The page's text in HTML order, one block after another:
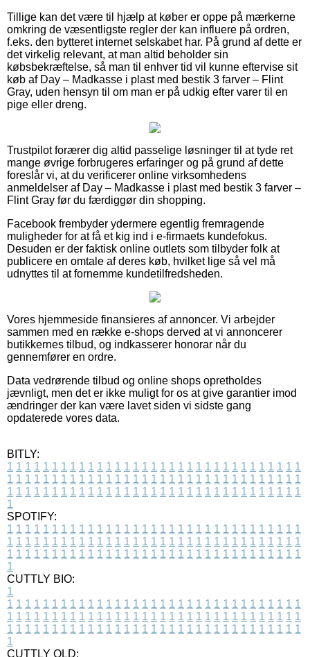
Tillige kan det være til hjælp at køber er oppe på mærkerne
omkring de væsentligste regler der kan influere på ordren,
f.eks. den bytteret internet selskabet har. På grund af dette er
det virkelig relevant, at man altid beholder sin
købsbekræftelse, så man til enhver tid vil kunne eftervise sit
køb af Day – Madkasse i plast med bestik 3 farver – Flint
Gray, uden hensyn til om man er på udkig efter varer til en
pige eller dreng.
Trustpilot forærer dig altid passelige løsninger til at tyde ret
mange øvrige forbrugeres erfaringer og på grund af dette
foreslår vi, at du verificerer online virksomhedens
anmeldelser af Day – Madkasse i plast med bestik 3 farver –
Flint Gray før du færdiggør din shopping.
Facebook frembyder ydermere egentlig fremragende
muligheder for at få et kig ind i e-firmaets kundefokus.
Desuden er der faktisk online outlets som tilbyder folk at
publicere en omtale af deres køb, hvilket lige så vel må
udnyttes til at fornemme kundetilfredsheden.
Vores hjemmeside finansieres af annoncer. Vi arbejder
sammen med en række e-shops derved at vi annoncerer
butikkernes tilbud, og indkasserer honorar når du
gennemfører en ordre.
Data vedrørende tilbud og online shops opretholdes
jævnligt, men det er ikke muligt for os at give garantier imod
ændringer der kan være lavet siden vi sidste gang
opdaterede vores data.
BITLY:
1 1 1 1 1 1 1 1 1 1 1 1 1 1 1 1 1 1 1 1 1 1 1 1 1 1 1 1 1 1 1 1 1
1 1 1 1 1 1 1 1 1 1 1 1 1 1 1 1 1 1 1 1 1 1 1 1 1 1 1 1 1 1 1 1 1
1 1 1 1 1 1 1 1 1 1 1 1 1 1 1 1 1 1 1 1 1 1 1 1 1 1 1 1 1 1 1 1 1
1
SPOTIFY:
1 1 1 1 1 1 1 1 1 1 1 1 1 1 1 1 1 1 1 1 1 1 1 1 1 1 1 1 1 1 1 1 1
1 1 1 1 1 1 1 1 1 1 1 1 1 1 1 1 1 1 1 1 1 1 1 1 1 1 1 1 1 1 1 1 1
1 1 1 1 1 1 1 1 1 1 1 1 1 1 1 1 1 1 1 1 1 1 1 1 1 1 1 1 1 1 1 1 1
1
CUTTLY BIO:
1
1 1 1 1 1 1 1 1 1 1 1 1 1 1 1 1 1 1 1 1 1 1 1 1 1 1 1 1 1 1 1 1 1
1 1 1 1 1 1 1 1 1 1 1 1 1 1 1 1 1 1 1 1 1 1 1 1 1 1 1 1 1 1 1 1 1
1 1 1 1 1 1 1 1 1 1 1 1 1 1 1 1 1 1 1 1 1 1 1 1 1 1 1 1 1 1 1 1 1
1
CUTTLY OLD: